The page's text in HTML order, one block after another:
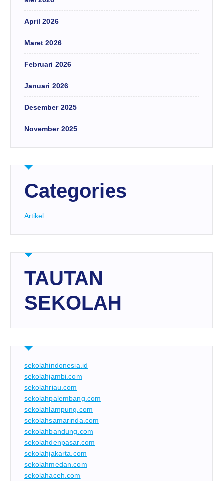
April 2026
Maret 2026
Februari 2026
Januari 2026
Desember 2025
November 2025
Categories
Artikel
TAUTAN
SEKOLAH
sekolahindonesia.id
sekolahjambi.com
sekolahriau.com
sekolahpalembang.com
sekolahlampung.com
sekolahsamarinda.com
sekolahbandung.com
sekolahdenpasar.com
sekolahjakarta.com
sekolahmedan.com
sekolahaceh.com